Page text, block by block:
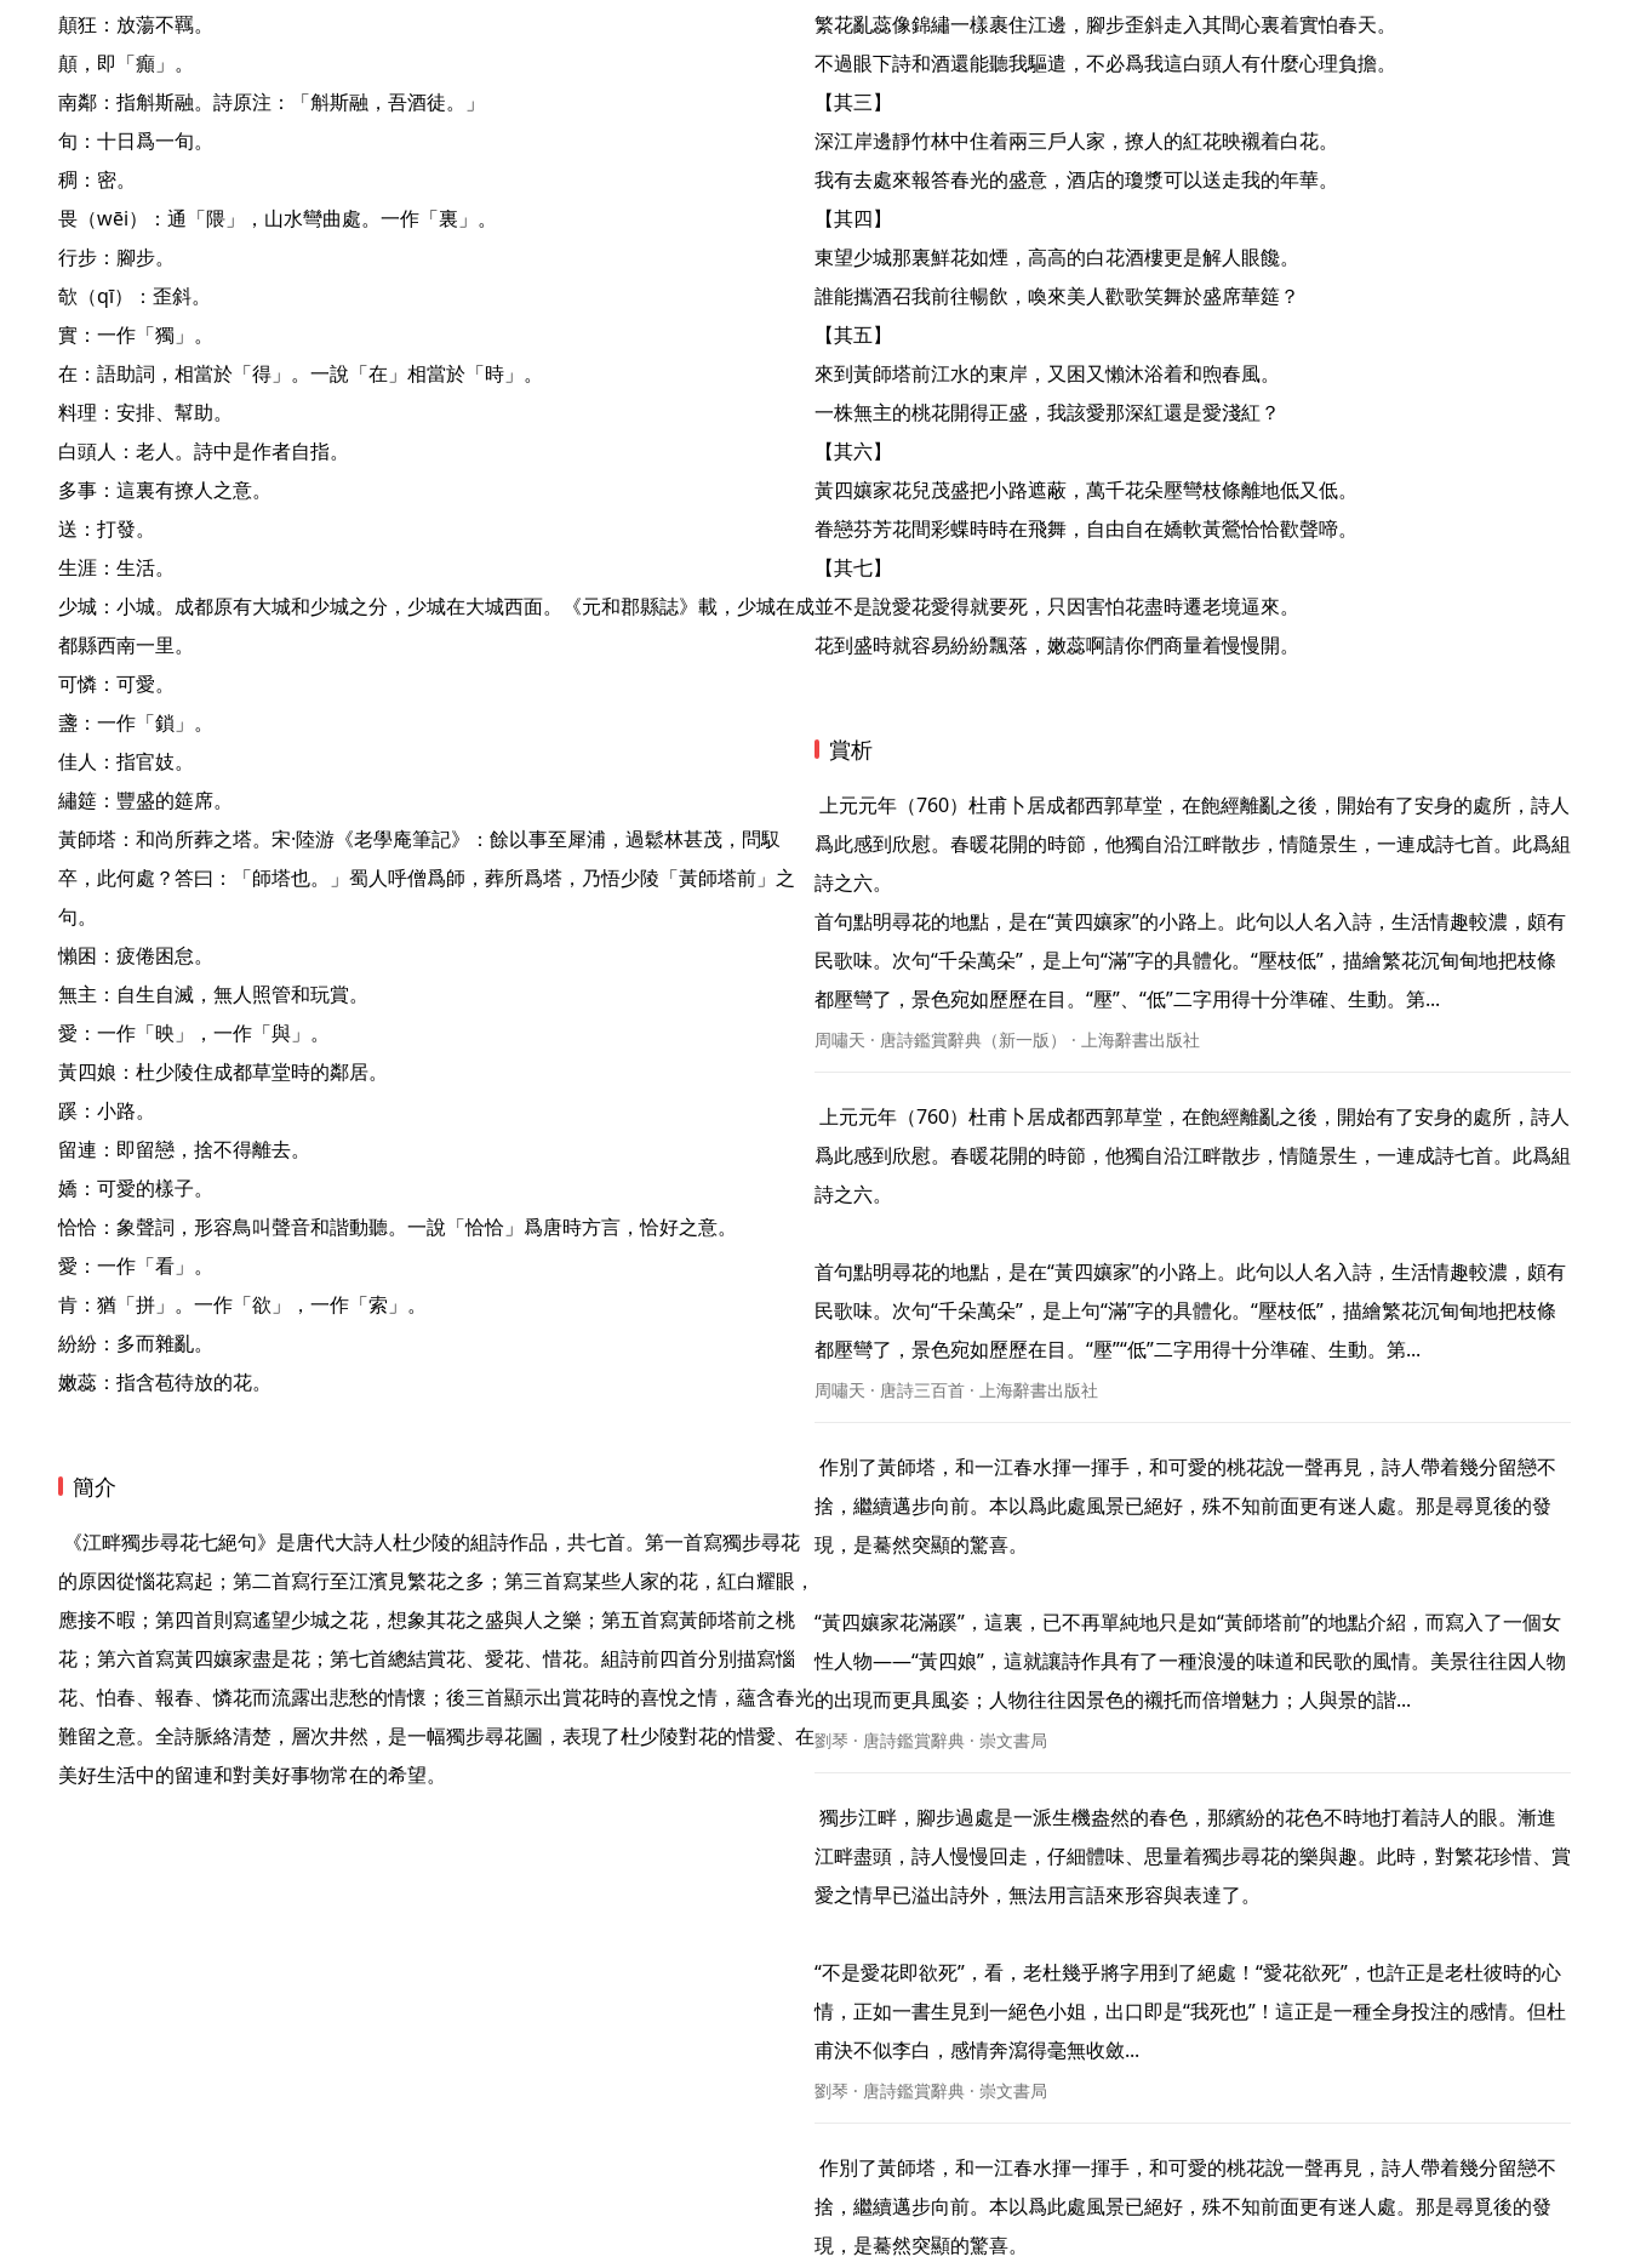
顛狂：放蕩不羈。
顛，即「癲」。
南鄰：指斛斯融。詩原注：「斛斯融，吾酒徒。」
旬：十日爲一旬。
稠：密。
畏（wēi）：通「隈」，山水彎曲處。一作「裏」。
行步：腳步。
欹（qī）：歪斜。
實：一作「獨」。
在：語助詞，相當於「得」。一說「在」相當於「時」。
料理：安排、幫助。
白頭人：老人。詩中是作者自指。
多事：這裏有撩人之意。
送：打發。
生涯：生活。
少城：小城。成都原有大城和少城之分，少城在大城西面。《元和郡縣誌》載，少城在成
都縣西南一里。
可憐：可愛。
盞：一作「鎖」。
佳人：指官妓。
繡筵：豐盛的筵席。
黃師塔：和尚所葬之塔。宋·陸游《老學庵筆記》：餘以事至犀浦，過鬆林甚茂，問馭
卒，此何處？答曰：「師塔也。」蜀人呼僧爲師，葬所爲塔，乃悟少陵「黃師塔前」之
句。
懶困：疲倦困怠。
無主：自生自滅，無人照管和玩賞。
愛：一作「映」，一作「與」。
黃四娘：杜少陵住成都草堂時的鄰居。
蹊：小路。
留連：即留戀，捨不得離去。
嬌：可愛的樣子。
恰恰：象聲詞，形容鳥叫聲音和諧動聽。一說「恰恰」爲唐時方言，恰好之意。
愛：一作「看」。
肯：猶「拼」。一作「欲」，一作「索」。
紛紛：多而雜亂。
嫩蕊：指含苞待放的花。
簡介
的原因從惱花寫起；第二首寫行至江濱見繁花之多；第三首寫某些人家的花，紅白耀眼，
應接不暇；第四首則寫遙望少城之花，想象其花之盛與人之樂；第五首寫黃師塔前之桃
花；第六首寫黃四孃家盡是花；第七首總結賞花、愛花、惜花。組詩前四首分別描寫惱
花、怕春、報春、憐花而流露出悲愁的情懷；後三首顯示出賞花時的喜悅之情，蘊含春光
難留之意。全詩脈絡清楚，層次井然，是一幅獨步尋花圖，表現了杜少陵對花的惜愛、在
美好生活中的留連和對美好事物常在的希望。
繁花亂蕊像錦繡一樣裹住江邊，腳步歪斜走入其間心裏着實怕春天。
不過眼下詩和酒還能聽我驅遣，不必爲我這白頭人有什麼心理負擔。
【其三】
深江岸邊靜竹林中住着兩三戶人家，撩人的紅花映襯着白花。
我有去處來報答春光的盛意，酒店的瓊漿可以送走我的年華。
【其四】
東望少城那裏鮮花如煙，高高的白花酒樓更是解人眼饞。
誰能攜酒召我前往暢飲，喚來美人歡歌笑舞於盛席華筵？
【其五】
來到黃師塔前江水的東岸，又困又懶沐浴着和煦春風。
一株無主的桃花開得正盛，我該愛那深紅還是愛淺紅？
【其六】
黃四孃家花兒茂盛把小路遮蔽，萬千花朵壓彎枝條離地低又低。
眷戀芬芳花間彩蝶時時在飛舞，自由自在嬌軟黃鶯恰恰歡聲啼。
【其七】
並不是說愛花愛得就要死，只因害怕花盡時遷老境逼來。
花到盛時就容易紛紛飄落，嫩蕊啊請你們商量着慢慢開。
賞析
爲此感到欣慰。春暖花開的時節，他獨自沿江畔散步，情隨景生，一連成詩七首。此爲組
詩之六。
首句點明尋花的地點，是在“黃四孃家”的小路上。此句以人名入詩，生活情趣較濃，頗有
民歌味。次句“千朵萬朵”，是上句“滿”字的具體化。“壓枝低”，描繪繁花沉甸甸地把枝條
都壓彎了，景色宛如歷歷在目。“壓”、“低”二字用得十分準確、生動。第...
周嘯天 · 唐詩鑑賞辭典（新一版） · 上海辭書出版社
爲此感到欣慰。春暖花開的時節，他獨自沿江畔散步，情隨景生，一連成詩七首。此爲組
詩之六。
首句點明尋花的地點，是在“黃四孃家”的小路上。此句以人名入詩，生活情趣較濃，頗有
民歌味。次句“千朵萬朵”，是上句“滿”字的具體化。“壓枝低”，描繪繁花沉甸甸地把枝條
都壓彎了，景色宛如歷歷在目。“壓”“低”二字用得十分準確、生動。第...
周嘯天 · 唐詩三百首 · 上海辭書出版社
捨，繼續邁步向前。本以爲此處風景已絕好，殊不知前面更有迷人處。那是尋覓後的發
現，是驀然突顯的驚喜。
“黃四孃家花滿蹊”，這裏，已不再單純地只是如“黃師塔前”的地點介紹，而寫入了一個女
性人物——“黃四娘”，這就讓詩作具有了一種浪漫的味道和民歌的風情。美景往往因人物
的出現而更具風姿；人物往往因景色的襯托而倍增魅力；人與景的諧...
劉琴 · 唐詩鑑賞辭典 · 崇文書局
江畔盡頭，詩人慢慢回走，仔細體味、思量着獨步尋花的樂與趣。此時，對繁花珍惜、賞
愛之情早已溢出詩外，無法用言語來形容與表達了。
“不是愛花即欲死”，看，老杜幾乎將字用到了絕處！“愛花欲死”，也許正是老杜彼時的心
情，正如一書生見到一絕色小姐，出口即是“我死也”！這正是一種全身投注的感情。但杜
甫決不似李白，感情奔瀉得毫無收斂...
劉琴 · 唐詩鑑賞辭典 · 崇文書局
捨，繼續邁步向前。本以爲此處風景已絕好，殊不知前面更有迷人處。那是尋覓後的發
現，是驀然突顯的驚喜。